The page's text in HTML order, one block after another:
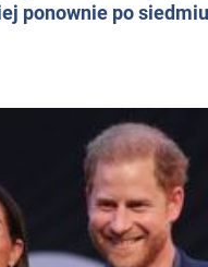
ponownie po